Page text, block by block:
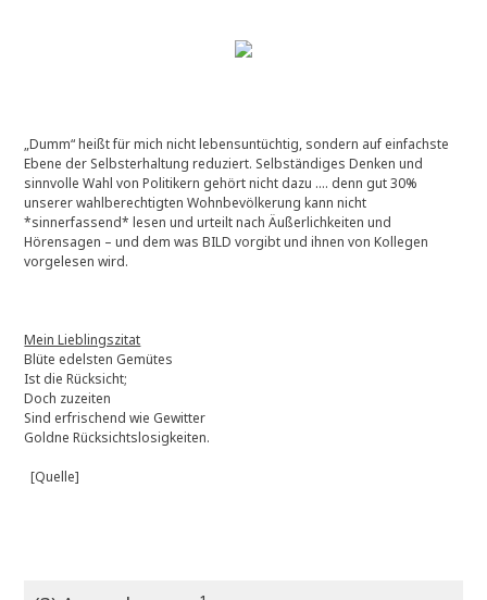
„Dumm“ heißt für mich nicht lebensuntüchtig, sondern auf einfachste
Ebene der Selbsterhaltung reduziert. Selbständiges Denken und
sinnvolle Wahl von Politikern gehört nicht dazu …. denn gut 30%
unserer wahlberechtigten Wohnbevölkerung kann nicht
*sinnerfassend* lesen und urteilt nach Äußerlichkeiten und
Hörensagen – und dem was BILD vorgibt und ihnen von Kollegen
vorgelesen wird.
Mein Lieblingszitat
Blüte edelsten Gemütes
Ist die Rücksicht;
Doch zuzeiten
Sind erfrischend wie Gewitter
Goldne Rücksichtslosigkeiten.
[Quelle]